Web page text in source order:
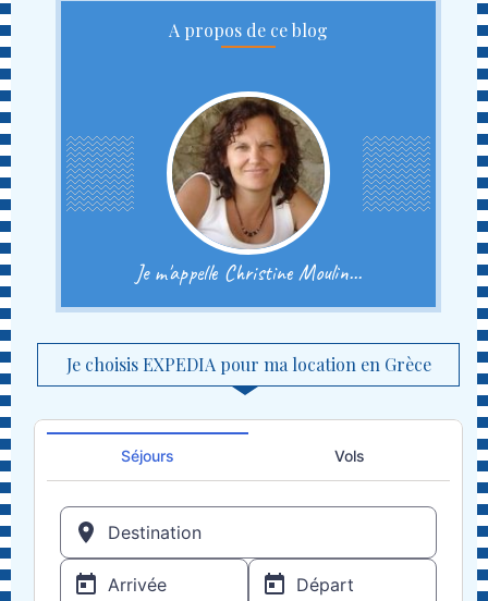
A propos de ce blog
Je m'appelle Christine Moulin...
Je choisis EXPEDIA pour ma location en Grèce